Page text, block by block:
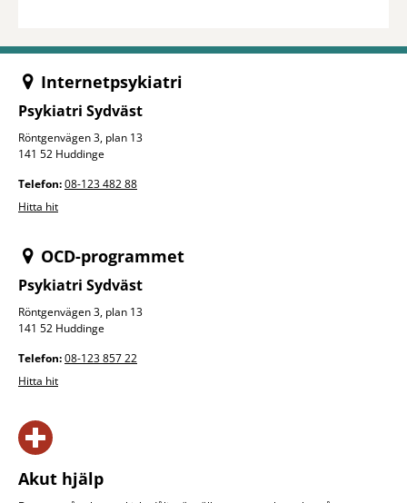
Internetpsykiatri
Psykiatri Sydväst
Röntgenvägen 3, plan 13
141 52 Huddinge
Telefon:08-123 482 88
Hitta hit
OCD-programmet
Psykiatri Sydväst
Röntgenvägen 3, plan 13
141 52 Huddinge
Telefon:08-123 857 22
Hitta hit
Akut hjälp